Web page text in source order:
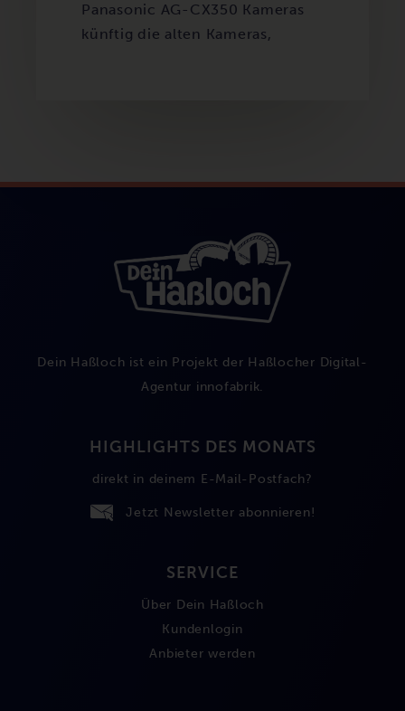
Panasonic AG-CX350 Kameras
künftig die alten Kameras,
Dein Haßloch ist ein Projekt der Haßlocher Digital-
Agentur innofabrik.
HIGHLIGHTS DES MONATS
direkt in deinem E-Mail-Postfach?
Jetzt Newsletter abonnieren!
SERVICE
Über Dein Haßloch
Kundenlogin
Anbieter werden